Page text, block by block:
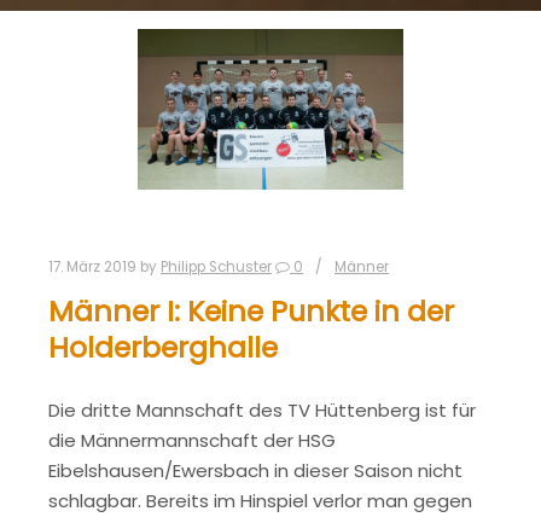
17. März 2019 by Philipp Schuster 0 Männer
Männer I: Keine Punkte in der
Holderberghalle
Die dritte Mannschaft des TV Hüttenberg ist für
die Männermannschaft der HSG
Eibelshausen/Ewersbach in dieser Saison nicht
schlagbar. Bereits im Hinspiel verlor man gegen